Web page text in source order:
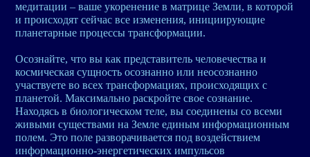
медитации – ваше укоренение в матрице Земли, в которой
и происходят сейчас все изменения, инициирующие
планетарные процессы трансформации.
Осознайте, что вы как представитель человечества и
космическая сущность осознанно или неосознанно
участвуете во всех трансформациях, происходящих с
планетой. Максимально раскройте свое сознание.
Находясь в биологическом теле, вы соединены со всеми
живыми существами на Земле единым информационным
полем. Это поле разворачивается под воздействием
информационно-энергетических импульсов